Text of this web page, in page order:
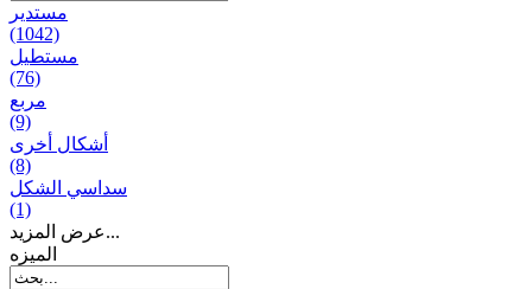
مستدير
(1042)
مستطيل
(76)
مربع
(9)
أشكال أخرى
(8)
سداسي الشكل
(1)
عرض المزيد...
المیزه